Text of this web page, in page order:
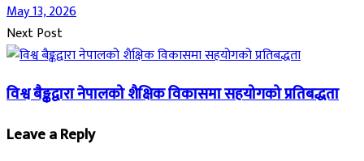
May 13, 2026
Next Post
विश्व बैङ्कद्वारा नेपालको शैक्षिक विकासमा सहयोगको प्रतिबद्धता
Leave a Reply